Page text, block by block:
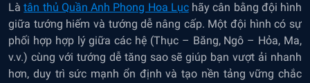
Làtân thủ Quần Anh Phong Hoa Lụchãy cân bằng đội hình
giữa tướng hiếm và tướng dễ nâng cấp. Một đội hình có sự
phối hợp hợp lý giữa các hệ (Thục – Băng, Ngô – Hỏa, Ma,
v.v.) cùng với tướng dễ tăng sao sẽ giúp bạn vượt ải nhanh
hơn, duy trì sức mạnh ổn định và tạo nền tảng vững chắc